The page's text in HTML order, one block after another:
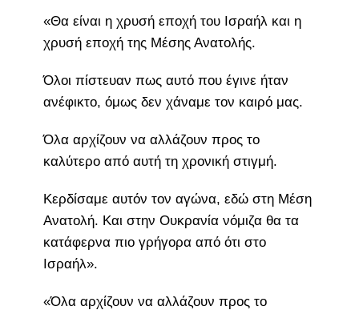
«Θα είναι η χρυσή εποχή του Ισραήλ και η
χρυσή εποχή της Μέσης Ανατολής.
Όλοι πίστευαν πως αυτό που έγινε ήταν
ανέφικτο, όμως δεν χάναμε τον καιρό μας.
Όλα αρχίζουν να αλλάζουν προς το
καλύτερο από αυτή τη χρονική στιγμή.
Κερδίσαμε αυτόν τον αγώνα, εδώ στη Μέση
Ανατολή. Και στην Ουκρανία νόμιζα θα τα
κατάφερνα πιο γρήγορα από ότι στο
Ισραήλ».
«Όλα αρχίζουν να αλλάζουν προς το